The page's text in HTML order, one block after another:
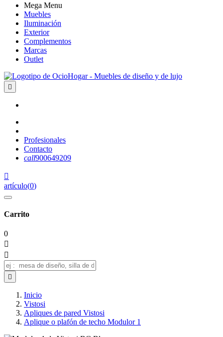
Mega Menu
Muebles
Iluminación
Exterior
Complementos
Marcas
Outlet

Profesionales
Contacto
call900649209

artículo(0)
Carrito
0



Inicio
Vistosi
Apliques de pared Vistosi
Aplique o plafón de techo Modulor 1